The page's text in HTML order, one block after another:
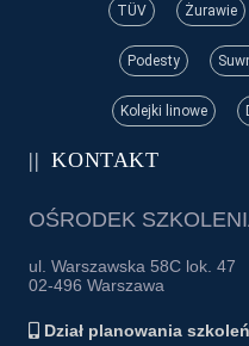
KONTAKT
OŚRODEK
ul. Warszawska 58C lok. 47
02-496 Warszawa
Dział planowania szkoleń
TÜV Żurawie
Podesty
Kolejki linowe